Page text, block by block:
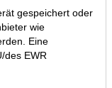
gespeichert oder
wie
Eine
des EWR